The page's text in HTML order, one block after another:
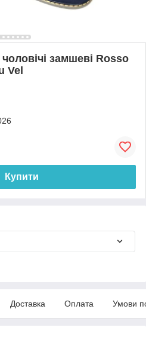
замшеві Rosso
Vel
Купити
Доставка Оплата Умови